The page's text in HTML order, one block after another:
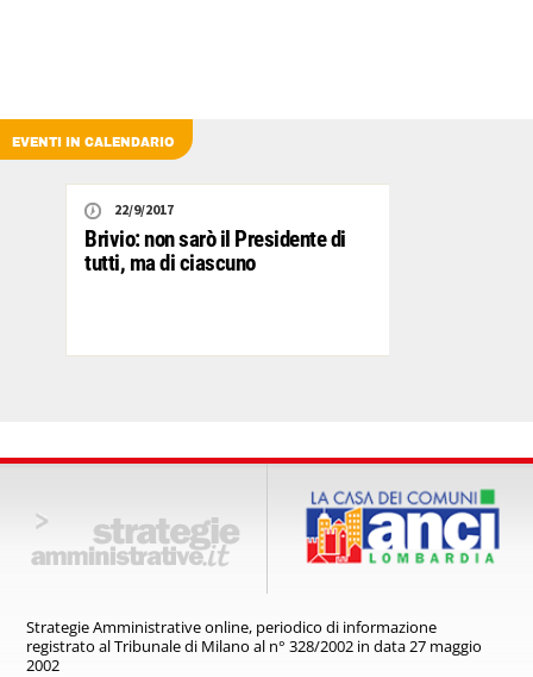
EVENTI IN CALENDARIO
22/9/2017
Brivio: non sarò il Presidente di
tutti, ma di ciascuno
Strategie Amministrative online, periodico di informazione
registratoal Tribunale di Milano al n° 328/2002 in data 27 maggio
2002